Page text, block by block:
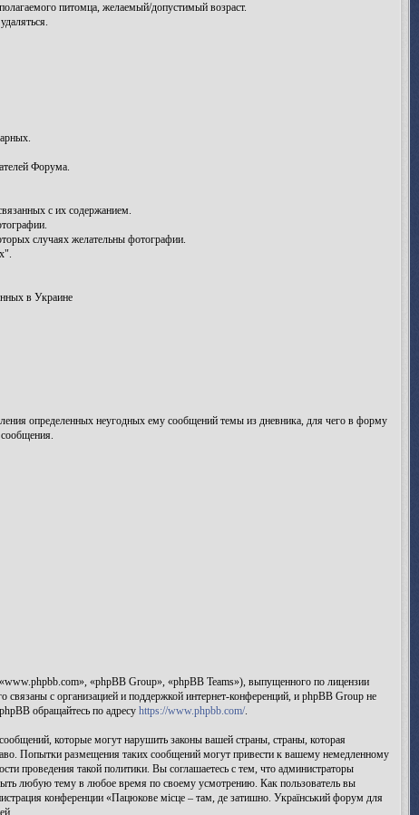
питомца, желаемый/допустимый возраст.
Форума.
с их содержанием.
случаях желательны фотографии.
в Украине
определенных неугодных ему сообщений темы из дневника, для чего в форму
«phpBB Group», «phpBB Teams»), выпущенного по лицензии
с организацией и поддержкой интернет-конференций, и phpBB Group не
обращайтесь по адресу https://www.phpbb.com/.
которые могут нарушить законы вашей страны, страны, которая
Попытки размещения таких сообщений могут привести к вашему немедленному
проведения такой политики. Вы соглашаетесь с тем, что администраторы
любую тему в любое время по своему усмотрению. Как пользователь вы
конференции «Пацюкове місце – там, де затишно. Український форум для